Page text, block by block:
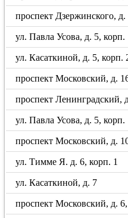
проспект Дзержинского, д.
ул. Павла Усова, д. 5, корп.
ул. Касаткиной, д. 5, корп.
проспект Московский, д.
проспект Ленинградский,
ул. Павла Усова, д. 5, корп.
проспект Московский, д.
ул. Тимме Я. д. 6, корп. 1
ул. Касаткиной, д. 7
проспект Московский, д. 6,